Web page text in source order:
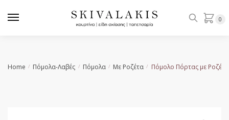
0
Home / Πόμολα-Λαβές / Πόμολα / Με Ροζέτα / Πόμολο Πόρτας με